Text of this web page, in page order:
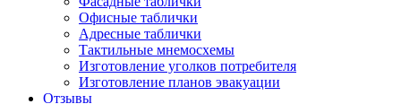
Офисные таблички
Адресные таблички
Тактильные мнемосхемы
Изготовление уголков потребителя
Изготовление планов эвакуации
Отзывы